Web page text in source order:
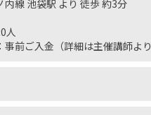
内線 池袋駅 より 徒歩 約3分
人
前ご入金（詳細は主催講師より